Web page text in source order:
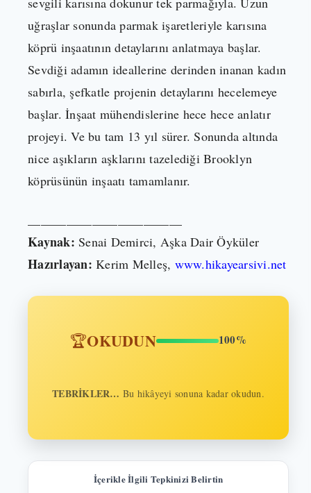
uğraşlar sonunda parmak işaretleriyle karısına
köprü inşaatının detaylarını anlatmaya başlar.
Sevdiği adamın ideallerine derinden inanan kadın
sabırla, şefkatle projenin detaylarını hecelemeye
başlar. İnşaat mühendislerine hece hece anlatır
projeyi. Ve bu tam 13 yıl sürer. Sonunda altında
nice aşıkların aşklarını tazelediği Brooklyn
köprüsünün inşaatı tamamlanır.
Kaynak: Senai Demirci, Aşka Dair Öyküler
Hazırlayan: Kerim Melleş, www.hikayearsivi.net
🏆OKUDUN 100%
TEBRİKLER… Bu hikâyeyi sonuna kadar okudun.
İçerikle İlgili Tepkinizi Belirtin